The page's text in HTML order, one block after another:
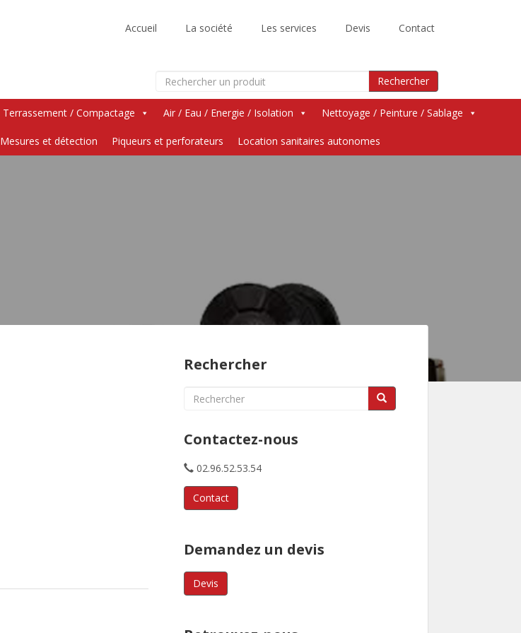
Accueil La société Les services Devis Contact
Rechercher
Terrassement / Compactage Air / Eau / Energie / Isolation Nettoyage / Peinture / Sablage
Mesures et détection Piqueurs et perforateurs Location sanitaires autonomes
Rechercher
Search
for:
Contactez-nous
02.96.52.53.54
Contact
Demandez un devis
Devis